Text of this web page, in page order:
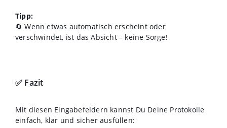
Tipp:
🔄 Wenn etwas automatisch erscheint oder
verschwindet, ist das Absicht – keine Sorge!
✅ Fazit
Mit diesen Eingabefeldern kannst Du Deine Protokolle
einfach, klar und sicher ausfüllen: